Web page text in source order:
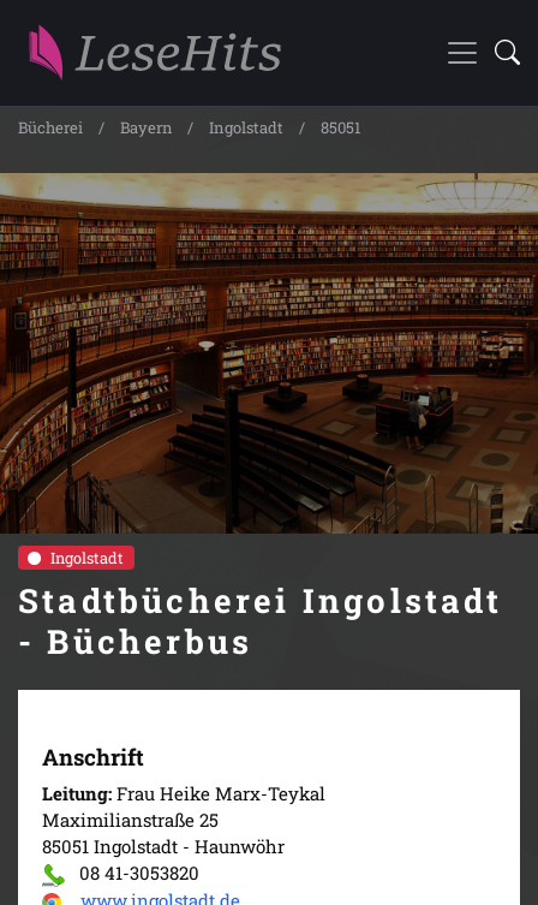
Bücherei Bayern Ingolstadt 85051
Ingolstadt
Stadtbücherei Ingolstadt
- Bücherbus
Anschrift
Leitung: Frau Heike Marx-Teykal
Maximilianstraße 25
85051 Ingolstadt - Haunwöhr
08 41-3053820